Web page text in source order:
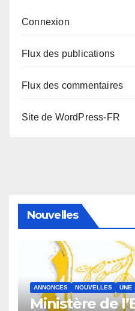
Connexion
Flux des publications
Flux des commentaires
Site de WordPress-FR
Nouvelles
ANNONCES NOUVELLES UNE
Ministère de